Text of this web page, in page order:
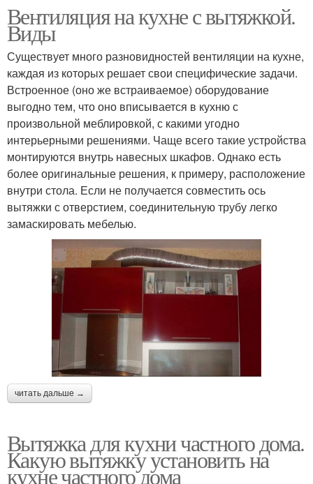
Вентиляция на кухне с вытяжкой.
Виды
Существует много разновидностей вентиляции на кухне,
каждая из которых решает свои специфические задачи.
Встроенное (оно же встраиваемое) оборудование
выгодно тем, что оно вписывается в кухню с
произвольной меблировкой, с какими угодно
интерьерными решениями. Чаще всего такие устройства
монтируются внутрь навесных шкафов. Однако есть
более оригинальные решения, к примеру, расположение
внутри стола. Если не получается совместить ось
вытяжки с отверстием, соединительную трубу легко
замаскировать мебелью.
читать дальше →
Вытяжка для кухни частного дома.
Какую вытяжку установить на
кухне частного дома